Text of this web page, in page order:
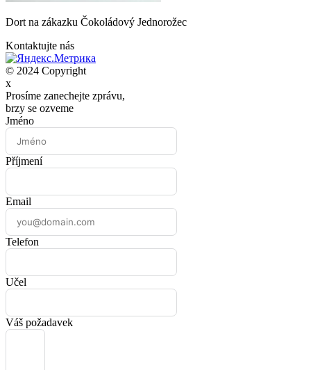
Dort na zákazku Čokoládový Jednorožec
Kontaktujte nás
© 2024 Copyright
x
Prosíme zanechejte zprávu,
brzy se ozveme
Jméno
Příjmení
Email
Telefon
Učel
Váš požadavek